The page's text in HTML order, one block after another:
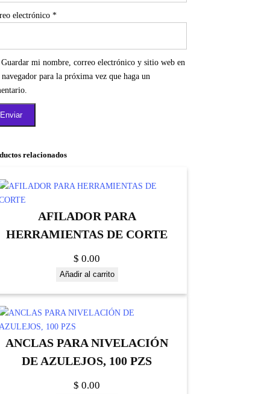
electrónico *
Guardar mi nombre, correo electrónico y sitio web en
navegador para la próxima vez que haga un
relacionados
AFILADOR PARA
HERRAMIENTAS DE CORTE
$ 0.00
Añadir al carrito
ANCLAS PARA NIVELACIÓN
DE AZULEJOS, 100 PZS
$ 0.00